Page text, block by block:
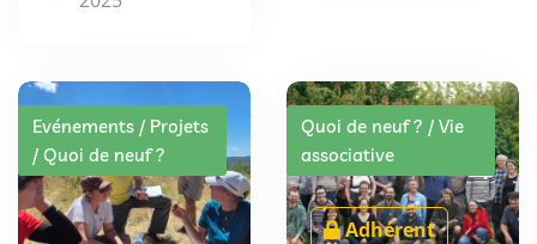
Evénements / Projets
/ Quoi de neuf ?
Quoi de neuf ? / Vie
associative
Adhérent